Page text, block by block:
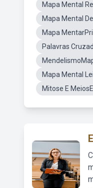
Mapa Mental
Mapa Mental
Mapa
Palavras
Mapa Mental
Mitose E